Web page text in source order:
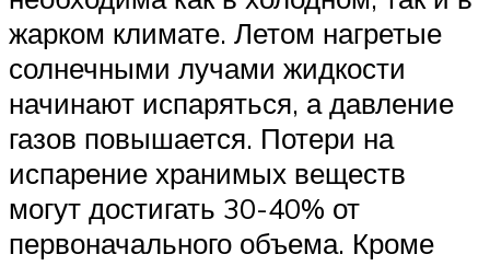
жарком климате. Летом нагретые
солнечными лучами жидкости
начинают испаряться, а давление
газов повышается. Потери на
испарение хранимых веществ
могут достигать 30-40% от
первоначального объема. Кроме